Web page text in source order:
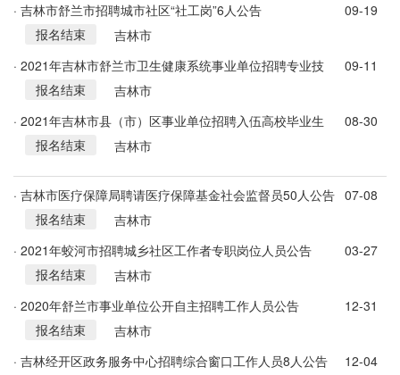
· 吉林市舒兰市招聘城市社区“社工岗”6人公告
09-19
报名结束
吉林市
· 2021年吉林市舒兰市卫生健康系统事业单位招聘专业技
术人员10人公告
09-11
报名结束
吉林市
· 2021年吉林市县（市）区事业单位招聘入伍高校毕业生
160人公告（5号）
08-30
报名结束
吉林市
· 吉林市医疗保障局聘请医疗保障基金社会监督员50人公告 07-08
报名结束
吉林市
· 2021年蛟河市招聘城乡社区工作者专职岗位人员公告
03-27
报名结束
吉林市
· 2020年舒兰市事业单位公开自主招聘工作人员公告
12-31
报名结束
吉林市
· 吉林经开区政务服务中心招聘综合窗口工作人员8人公告
12-04